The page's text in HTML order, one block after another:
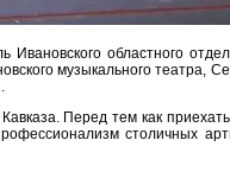
областного
музыкального театра,
Перед тем как
столичных